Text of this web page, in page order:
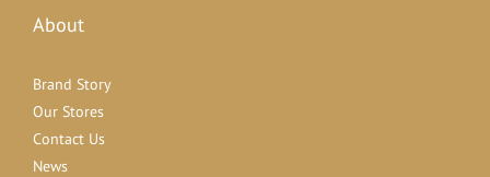
About
Brand Story
Our Stores
Contact Us
News